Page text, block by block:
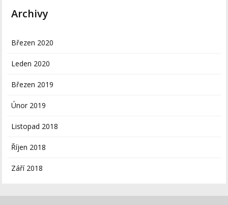
Archivy
Březen 2020
Leden 2020
Březen 2019
Únor 2019
Listopad 2018
Říjen 2018
Září 2018